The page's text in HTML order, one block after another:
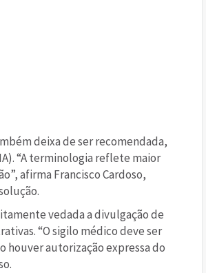
deixa de ser recomendada,
“A terminologia reflete maior
afirma Francisco Cardoso,
vedada a divulgação de
“O sigilo médico deve ser
houver autorização expressa do